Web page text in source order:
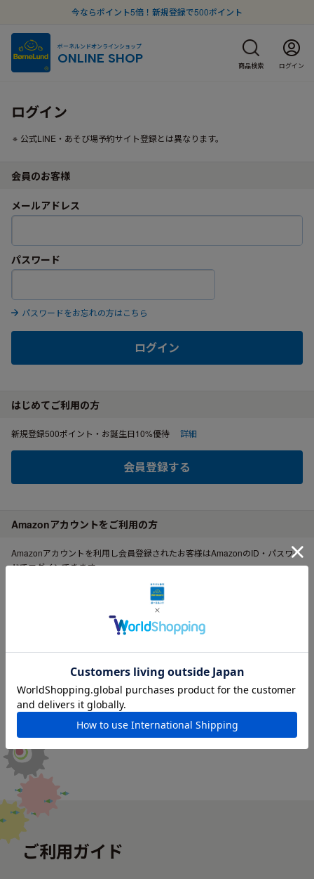
今ならポイント5倍！新規登録で500ポイント
ボーネルンドオンラインショップ
ONLINE SHOP 商品検索 ログイン
ログイン
公式LINE・あそび場予約サイト登録とは異なります。
会員のお客様
メールアドレス
パスワード
パスワードをお忘れの方はこちら
ログイン
はじめてご利用の方
新規登録500ポイント・お誕生日10%優待 詳細
会員登録する
Amazonアカウントをご利用の方
Amazonアカウントを利用し会員登録されたお客様はAmazonのID・パスワー
ドでログインできます。
ご利用ガイド